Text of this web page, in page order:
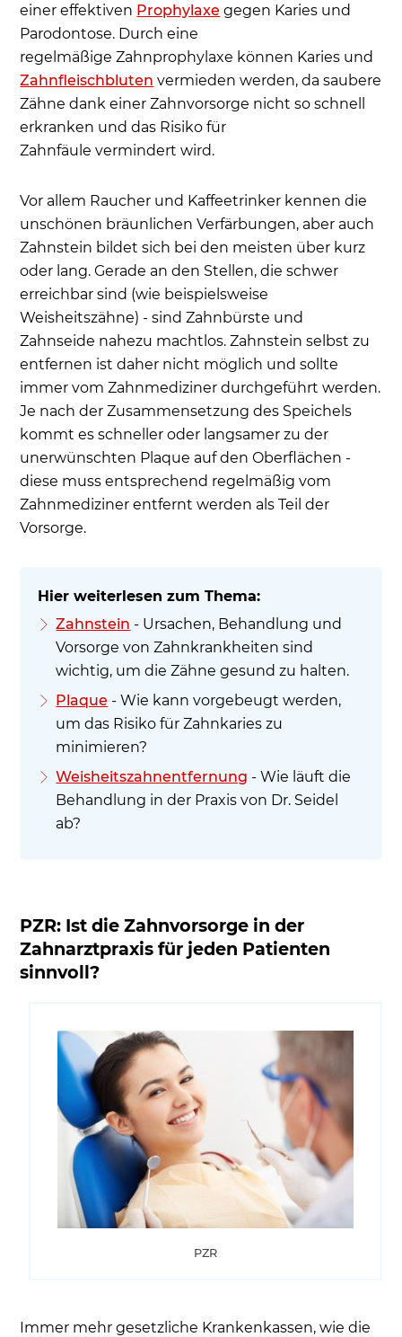
Wie sinnvoll ist die PZR bei Kindern?
Wie bereite ich mich auf eine professionelle
Zahnreinigung vor?
Kosten für die PZR - Was kostet die professionelle
Zahnreinigung Berlin?
Übernimmt die Kosten einer professionellen
Krankenkasse wie die AOK?
Ist eine professionelle Zahnreinigung
steuerlich absetzbar?
Was ist im Alltag in puncto Zahnpflege zur
Erhaltung der Zahngesundheit und Schutz vor
Parodontitis zu beachten?
Häufige Patientenfragen
einer effektiven Prophylaxe gegen Karies und
Parodontose. Durch eine
regelmäßige Zahnprophylaxe können Karies und
Zahnfleischbluten vermieden werden, da saubere
Zähne dank einer Zahnvorsorge nicht so schnell
erkranken und das Risiko für
Zahnfäule vermindert wird.
Vor allem Raucher und Kaffeetrinker kennen die
unschönen bräunlichen Verfärbungen, aber auch
Zahnstein bildet sich bei den meisten über kurz
oder lang. Gerade an den Stellen, die schwer
erreichbar sind (wie beispielsweise
Weisheitszähne) - sind Zahnbürste und
Zahnseide nahezu machtlos. Zahnstein selbst zu
entfernen ist daher nicht möglich und sollte
immer vom Zahnmediziner durchgeführt werden.
Je nach der Zusammensetzung des Speichels
kommt es schneller oder langsamer zu der
unerwünschten Plaque auf den Oberflächen -
diese muss entsprechend regelmäßig vom
Zahnmediziner entfernt werden als Teil der
Vorsorge.
Zahnstein - Ursachen, Behandlung und
Vorsorge von Zahnkrankheiten sind
wichtig, um die Zähne gesund zu halten.
Plaque - Wie kann vorgebeugt werden,
um das Risiko für Zahnkaries zu
minimieren?
Weisheitszahnentfernung - Wie läuft die
Behandlung in der Praxis von Dr. Seidel
ab?
PZR: Ist die Zahnvorsorge in der
Zahnarztpraxis für jeden Patienten
sinnvoll?
PZR
Immer mehr gesetzliche Krankenkassen, wie die